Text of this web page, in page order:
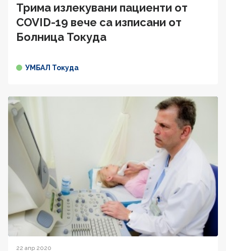
Трима излекувани пациенти от
COVID-19 вече са изписани от
Болница Токуда
УМБАЛ Токуда
22 апр 2020